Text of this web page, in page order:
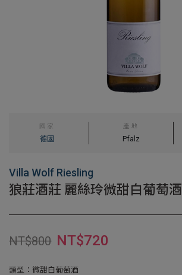
國家
德國
產地
Pfalz
Villa Wolf Riesling
狼莊酒莊 麗絲玲微甜白葡萄酒
NT$800 NT$720
類型：微甜白葡萄酒